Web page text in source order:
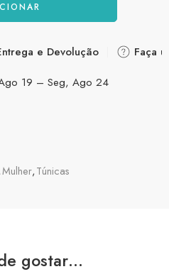
e Devolução
Faça
19 – Seg, Ago 24
Mulher,Túnicas
gostar…